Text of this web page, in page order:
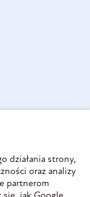
działania strony,
oraz analizy
partnerom